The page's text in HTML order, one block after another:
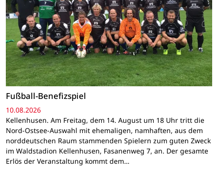
Fußball-Benefizspiel
10.08.2026
Kellenhusen. Am Freitag, dem 14. August um 18 Uhr tritt die
Nord-Ostsee-Auswahl mit ehemaligen, namhaften, aus dem
norddeutschen Raum stammenden Spielern zum guten Zweck
im Waldstadion Kellenhusen, Fasanenweg 7, an. Der gesamte
Erlös der Veranstaltung kommt dem…